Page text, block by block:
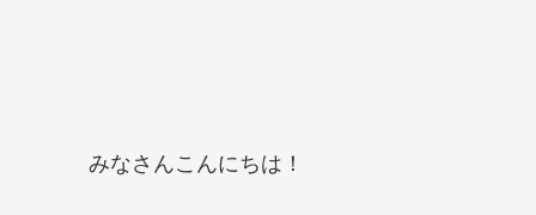
みなさんこんにちは！